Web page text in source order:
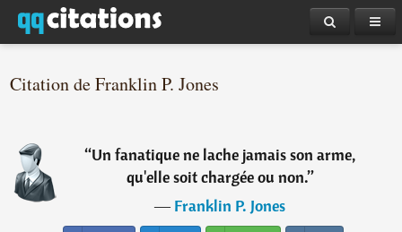
Citation de Franklin P. Jones
“Un fanatique ne lache jamais son arme,
qu'elle soit chargée ou non.”
―Franklin P. Jones